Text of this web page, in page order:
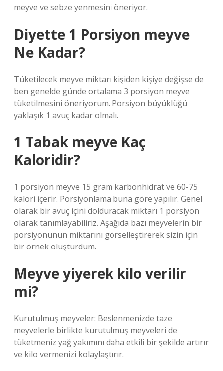
meyve ve sebze yenmesini öneriyor.
Diyette 1 Porsiyon meyve
Ne Kadar?
Tüketilecek meyve miktarı kişiden kişiye değişse de
ben genelde günde ortalama 3 porsiyon meyve
tüketilmesini öneriyorum. Porsiyon büyüklüğü
yaklaşık 1 avuç kadar olmalı.
1 Tabak meyve Kaç
Kaloridir?
1 porsiyon meyve 15 gram karbonhidrat ve 60-75
kalori içerir. Porsiyonlama buna göre yapılır. Genel
olarak bir avuç içini dolduracak miktarı 1 porsiyon
olarak tanımlayabiliriz. Aşağıda bazı meyvelerin bir
porsiyonunun miktarını görselleştirerek sizin için
bir örnek oluşturdum.
Meyve yiyerek kilo verilir
mi?
Kurutulmuş meyveler: Beslenmenizde taze
meyvelerle birlikte kurutulmuş meyveleri de
tüketmeniz yağ yakımını daha etkili bir şekilde artırır
ve kilo vermenizi kolaylaştırır.